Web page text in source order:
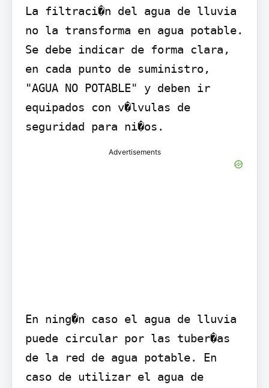
La filtraci�n del agua de lluvia
no la transforma en agua potable.
Se debe indicar de forma clara,
en cada punto de suministro,
"AGUA NO POTABLE" y deben ir
equipados con v�lvulas de
seguridad para ni�os.
Advertisements
En ning�n caso el agua de lluvia
puede circular por las tuber�as
de la red de agua potable. En
caso de utilizar el agua de